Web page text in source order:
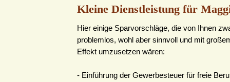
Kleine Dienstleistung für
Hier einige Sparvorschläge, die von Ihnen
problemlos, wohl aber sinnvoll und mit
Effekt umzusetzen wären:
- Einführung der Gewerbesteuer für freie